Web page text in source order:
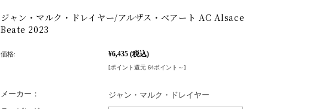
ジャン・マルク・ドレイヤー/アルザス・べアート AC Alsace
Beate 2023
価格: ¥6,435 (税込)
[ポイント還元 64ポイント～]
メーカー：
ジャン・マルク・ドレイヤー